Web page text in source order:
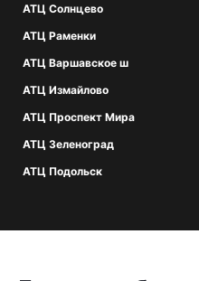
АТЦ Солнцево
АТЦ Раменки
АТЦ Варшавское ш
АТЦ Измайлово
АТЦ Проспект Мира
АТЦ Зеленоград
АТЦ Подольск